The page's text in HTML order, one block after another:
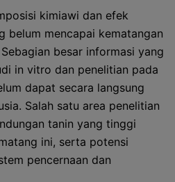
kimiawi dan efek
belum mencapai kematangan
besar informasi yang
in vitro dan penelitian pada
dapat secara langsung
Salah satu area penelitian
tanin yang tinggi
ini, serta potensi
pencernaan dan